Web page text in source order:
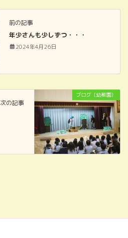
前の記事
年少さんも少しずつ・・・
2024年4月26日
ブログ（幼稚園）
次の記事